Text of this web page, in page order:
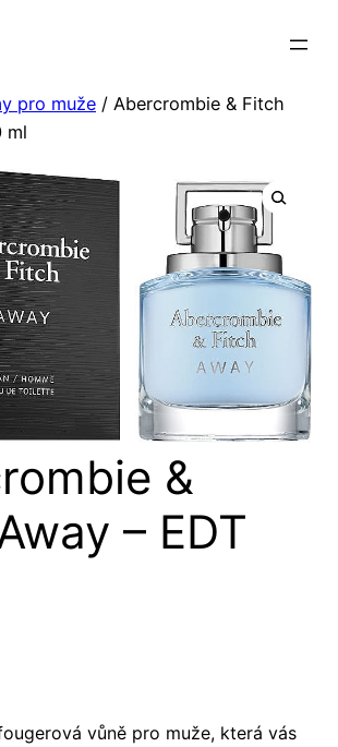
pro muže / Abercrombie & Fitch
ml
&
– EDT
vůně pro muže, která vás